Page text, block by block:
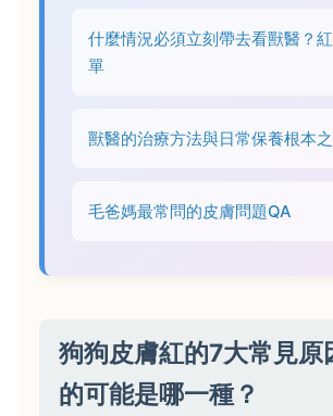
什麼情況必須立刻帶去看獸醫？
單
獸醫的治療方法與日常保養根本
毛爸媽最常問的皮膚問題QA
狗狗皮膚紅的7大常見原
的可能是哪一種？